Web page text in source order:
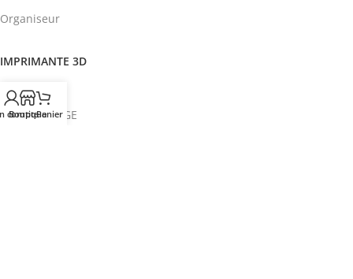
Organiseur
IMPRIMANTE 3D
ROBOTIQUE
PROTOTYPAGE
compte
BoutiquePanier